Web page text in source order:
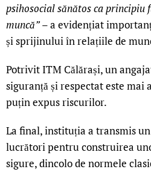
psihosocial sănătos ca principiu
muncă”– a evidențiat
și sprijinului în relațiile de
Potrivit ITM Călărași, un
siguranță și respectat este
puțin expus riscurilor.
La final, instituția a transmis
lucrători pentru construirea
sigure, dincolo de normele